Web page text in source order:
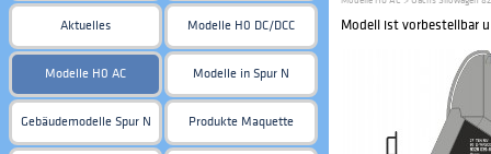
Aktuelles Modelle H0 DC/DCC
Modelle H0 AC Modelle in Spur N
Gebäudemodelle Spur N Produkte Maquette
Modell ist vorbestellbar